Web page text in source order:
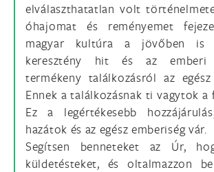
elválaszthatatlan volt
óhajomat és reményemet
magyar kultúra a jövőben is
keresztény hit és az emberi
termékeny találkozásról az
Ennek a találkozásnak ti vagytok
Ez a legértékesebb
hazátok és az egész emberiség vár.
Segítsen benneteket az Úr,
küldetésteket, és oltalmazzon